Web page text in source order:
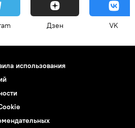
Дзен VK
использования